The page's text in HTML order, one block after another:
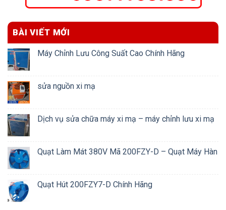
BÀI VIẾT MỚI
Máy Chỉnh Lưu Công Suất Cao Chính Hãng
sửa nguồn xi mạ
Dịch vụ sửa chữa máy xi mạ – máy chỉnh lưu xi mạ
Quạt Làm Mát 380V Mã 200FZY-D – Quạt Máy Hàn
Quạt Hút 200FZY7-D Chính Hãng